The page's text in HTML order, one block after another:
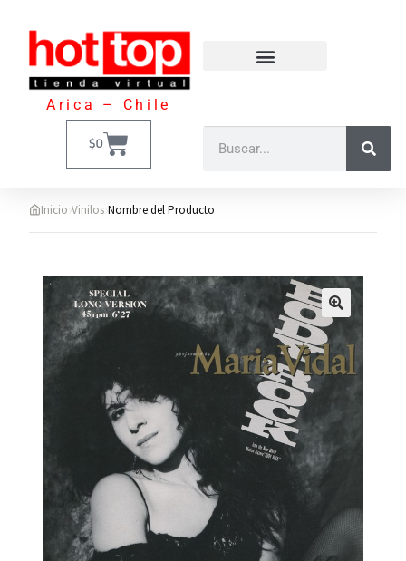
Arica – Chile
$0
Inicio›Vinilos›Nombre del Producto